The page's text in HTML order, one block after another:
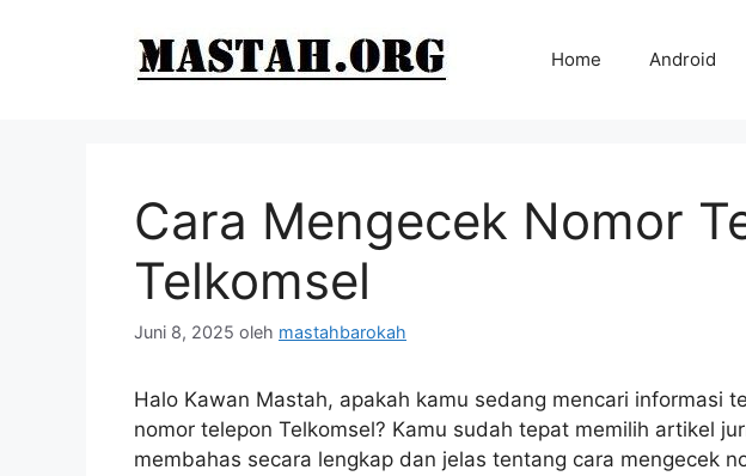
Home Android
Cara Mengecek Nomor
Telkomsel
Juni 8, 2025 oleh mastahbarokah
Halo Kawan Mastah, apakah kamu sedang mencari informasi
nomor telepon Telkomsel? Kamu sudah tepat memilih artikel
membahas secara lengkap dan jelas tentang cara mengecek